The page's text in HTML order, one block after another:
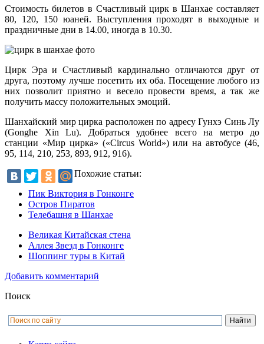
Стоимость билетов в Счастливый цирк в Шанхае составляет
80, 120, 150 юаней. Выступления проходят в выходные и
праздничные дни в 14.00, иногда в 10.30.
Цирк Эра и Счастливый кардинально отличаются друг от
друга, поэтому лучше посетить их оба. Посещение любого из
них позволит приятно и весело провести время, а так же
получить массу положительных эмоций.
Шанхайский мир цирка расположен по адресу Гунхэ Синь Лу
(Gonghe Xin Lu). Добраться удобнее всего на метро до
станции «Мир цирка» («Circus World») или на автобусе (46,
95, 114, 210, 253, 893, 912, 916).
Похожие статьи:
Пик Виктория в Гонконге
Остров Пиратов
Телебашня в Шанхае
Великая Китайская стена
Аллея Звезд в Гонконге
Шоппинг туры в Китай
Добавить комментарий
Поиск